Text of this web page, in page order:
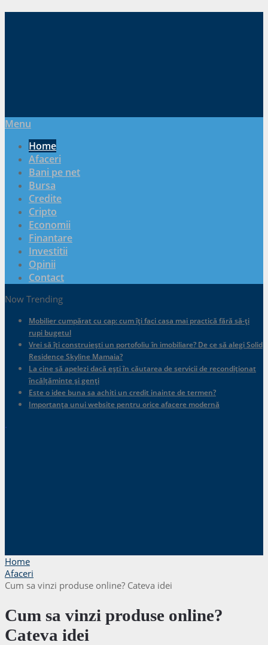
Menu
Home
Afaceri
Bani pe net
Bursa
Credite
Cripto
Economii
Finantare
Investitii
Opinii
Contact
Now Trending
Mobilier cumpărat cu cap: cum îți faci casa mai practică fără să-ți
rupi bugetul
Vrei să îți construiești un portofoliu în imobiliare? De ce să alegi Solid
Residence Skyline Mamaia?
La cine să apelezi dacă ești în căutarea de servicii de recondiționat
încălțăminte și genți
Este o idee buna sa achiti un credit inainte de termen?
Importanța unui website pentru orice afacere modernă
.
Home
Afaceri
Cum sa vinzi produse online? Cateva idei
Cum sa vinzi produse online?
Cateva idei